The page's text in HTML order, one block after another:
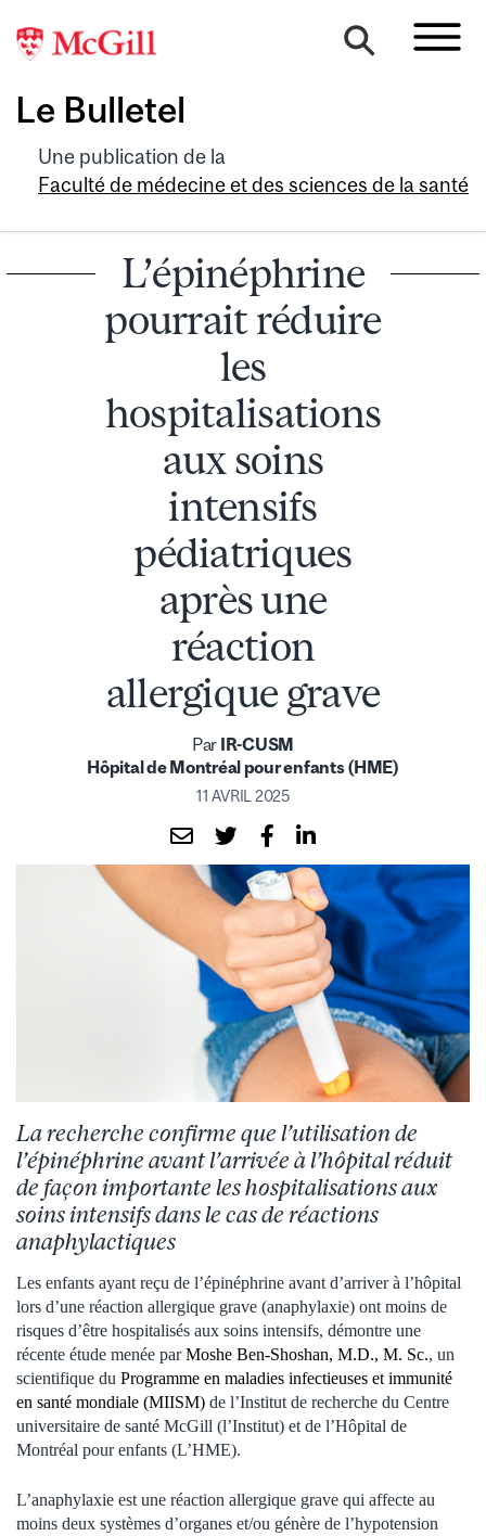
Le Bulletel
Une publication de la
Faculté de médecine et des sciences de la santé
L’épinéphrine
pourrait réduire
les
hospitalisations
aux soins
intensifs
pédiatriques
après une
réaction
allergique grave
Par IR-CUSM
Hôpital de Montréal pour enfants (HME)
11 AVRIL 2025
La recherche confirme que l’utilisation de
l’épinéphrine avant l’arrivée à l’hôpital réduit
de façon importante les hospitalisations aux
soins intensifs dans le cas de réactions
anaphylactiques
Les enfants ayant reçu de l’épinéphrine avant d’arriver à l’hôpital
lors d’une réaction allergique grave (anaphylaxie) ont moins de
risques d’être hospitalisés aux soins intensifs, démontre une
récente étude menée parMoshe Ben-Shoshan, M.D., M. Sc., un
scientifique du Programme en maladies infectieuses et immunité
en santé mondiale (MIISM) de l’Institut de recherche du Centre
universitaire de santé McGill (l’Institut) et de l’Hôpital de
Montréal pour enfants (L’HME).
L’anaphylaxie est une réaction allergique grave qui affecte au
moins deux systèmes d’organes et/ou génère de l’hypotension